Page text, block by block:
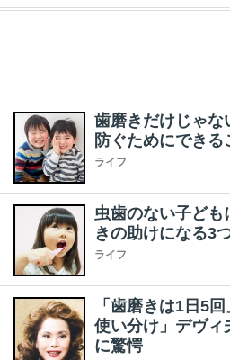
歯磨きだけじゃな
防ぐためにできる
ライフ
虫歯のない子ど
きの助けになる3
ライフ
「歯磨きは1日5
使い分け」デヴィ
に驚愕